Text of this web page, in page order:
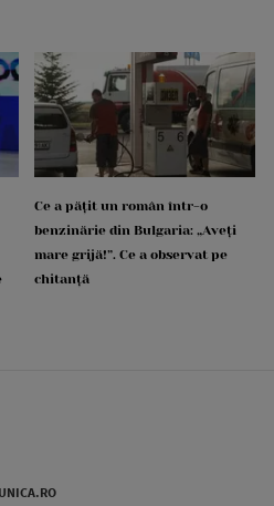
Ce a pățit un român într-o
benzinărie din Bulgaria: „Aveți
mare grijă!”. Ce a observat pe
chitanță
UNICA.RO